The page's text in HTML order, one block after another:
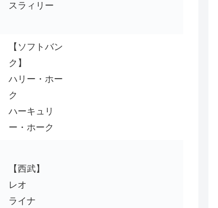
スラィリー
【ソフトバン
ク】
ハリー・ホー
ク
ハーキュリ
ー・ホーク
【西武】
レオ
ライナ